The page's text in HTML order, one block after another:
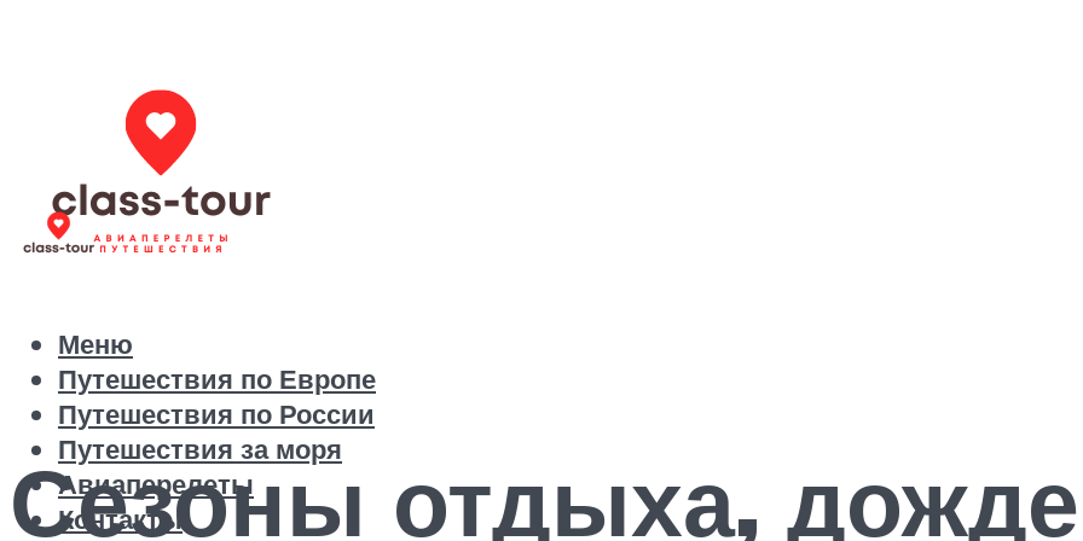
Путешествия по Европе
Путешествия по России
Путешествия за моря
Авиаперелеты
Контакты
Меню
Сезоны отдыха,